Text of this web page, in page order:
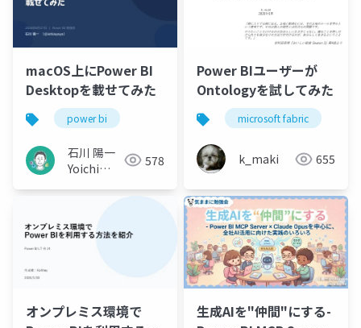
macOS上にPower BI
Desktopを載せてみた
power bi
石川 陽一
Yoichi
578
Power BIユーザーが
Ontologyを試してみた
microsoft fabric
k_maki 655
オンプレミス環境で
生成AIを"仲間"にする-